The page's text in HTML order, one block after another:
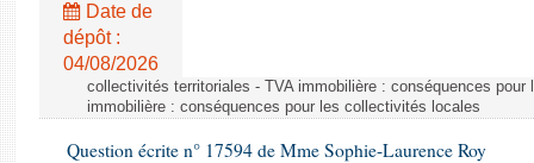
Date de
dépôt :
04/08/2026
collectivités territoriales - TVA immobilière : conséquences
immobilière : conséquences pour les collectivités locales
Question écrite n° 17594 de Mme Sophie-Laurence Roy